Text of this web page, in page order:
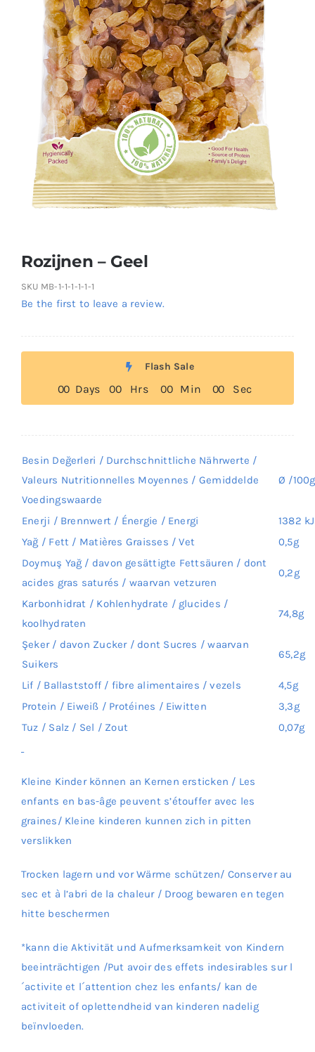
Rozijnen – Geel
SKU MB-1-1-1-1-1-1
Be the first to leave a review.
Flash Sale
00 Days 00 Hrs 00 Min 00 Sec
Besin Değerleri / Durchschnittliche Nährwerte /
Valeurs Nutritionnelles Moyennes / Gemiddelde
Voedingswaarde
Ø /100g
Enerji / Brennwert / Énergie / Energi
1382
Yağ / Fett / Matières Graisses / Vet
0,5g
Doymuş Yağ / davon gesättigte Fettsäuren / dont
acides gras saturés / waarvan vetzuren
0,2g
Karbonhidrat / Kohlenhydrate / glucides /
koolhydraten
74,8g
Şeker / davon Zucker / dont Sucres / waarvan
Suikers
65,2g
Lif / Ballaststoff / fibre alimentaires / vezels
4,5g
Protein / Eiweiß / Protéines / Eiwitten
3,3g
Tuz / Salz / Sel / Zout
0,07g
Kleine Kinder können an Kernen ersticken / Les
enfants en bas-âge peuvent s’étouffer avec les
graines/ Kleine kinderen kunnen zich in pitten
verslikken
Trocken lagern und vor Wärme schützen/ Conserver au
sec et à l’abri de la chaleur / Droog bewaren en tegen
hitte beschermen
*kann die Aktivität und Aufmerksamkeit von Kindern
beeinträchtigen /Put avoir des effets indesirables sur l
´activite et l´attention chez les enfants/ kan de
activiteit of oplettendheid van kinderen nadelig
beïnvloeden.